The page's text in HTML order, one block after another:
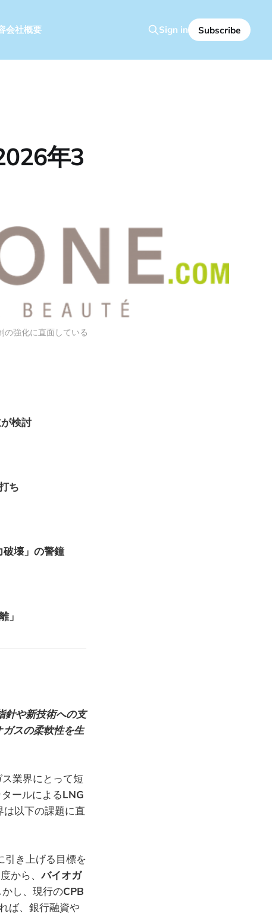
会社概要 Sign in Subscribe
年3
強化に直面している
検討
ち
壊」の警鐘
」
針や新技術への支
スの柔軟性を生
業界にとって短
ールによるLNG
は以下の課題に直
引き上げる目標を
から、バイオガ
し、現行のCPB
ば、銀行融資や